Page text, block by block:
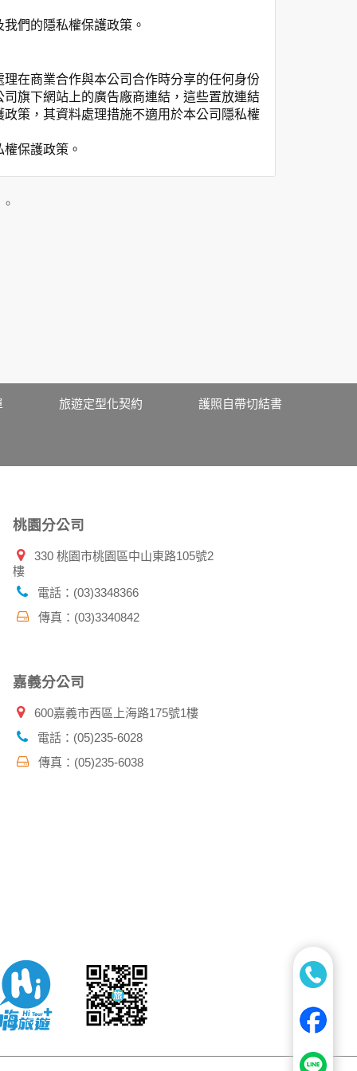
們的隱私權保護政策。
在商業合作與本公司合作時分享的任何身份
旗下網站上的廣告廠商連結，這些置放連結
策，其資料處理措施不適用於本公司隱私權
保護政策。
用時間、使用的瀏覽器、瀏覽及點選資料紀
您的個人資料，否則本網站不會也無法將此
註明是由本公司發送，也會在該資料或電子
使用指南。
，請務必向警政單位提出告訴，我們將全力
旅遊定型化契約 護照自帶切結書
桃園分公司
330 桃園市桃園區中山東路105號2
樓
電話：(03)3348366
傳真：(03)3340842
嘉義分公司
600嘉義市西區上海路175號1樓
電話：(05)235-6028
傳真：(05)235-6038